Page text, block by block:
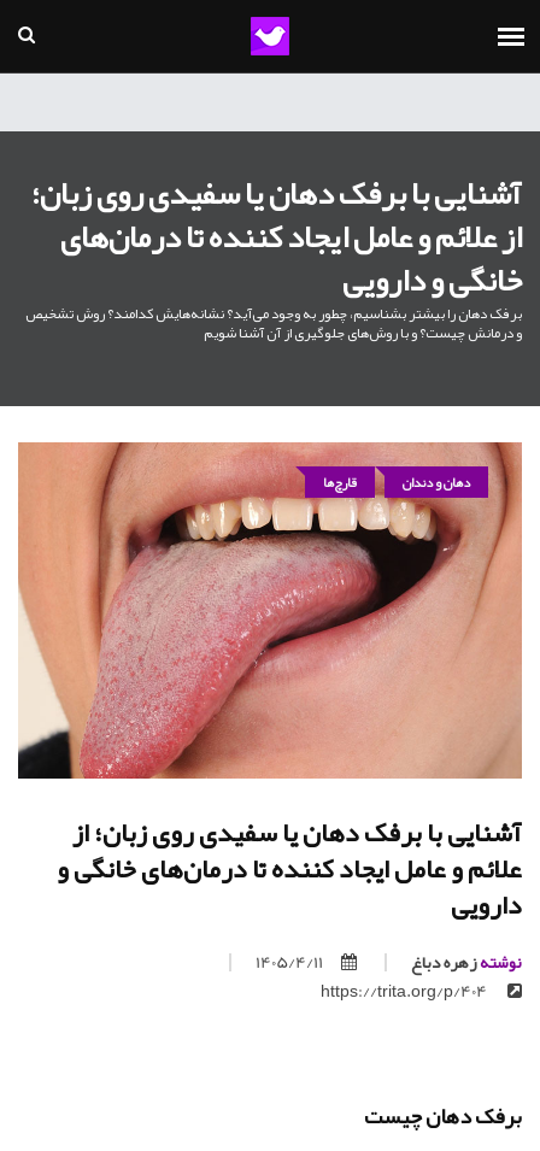
آشنایی با برفک دهان یا سفیدی روی زبان؛
از علائم و عامل ایجاد کننده تا درمان‌های
خانگی و دارویی
برفک دهان را بیشتر بشناسیم، چطور به وجود می‌آید؟ نشانه‌هایش کدامند؟ روش تشخیص
و درمانش چیست؟ و با روش‌های جلوگیری از آن آشنا شویم
دهان و دندان قارچ‌ها
آشنایی با برفک دهان یا سفیدی روی زبان؛ از
علائم و عامل ایجاد کننده تا درمان‌های خانگی و
دارویی
نوشتهزهره دباغ
1405/4/11
برفک دهان چیست